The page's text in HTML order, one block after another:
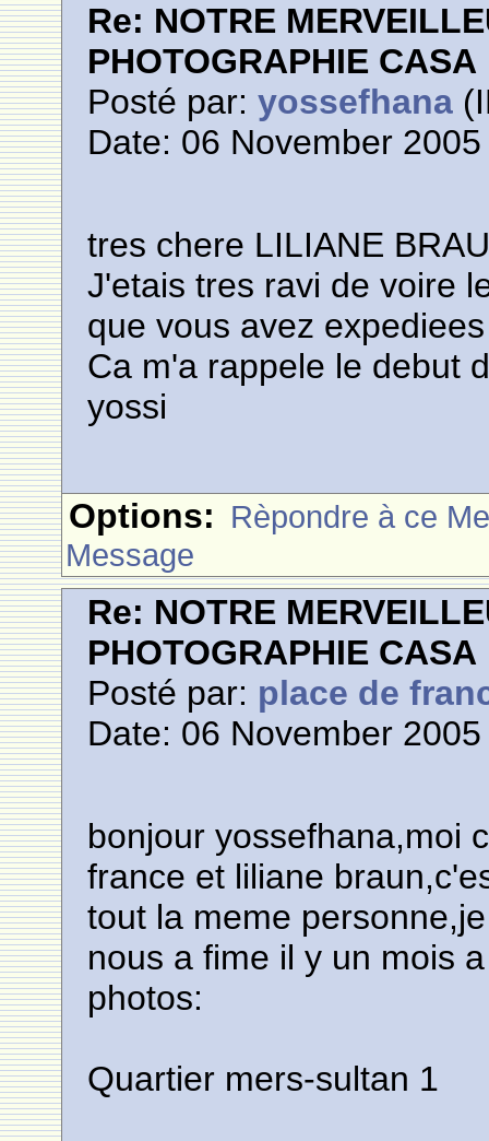
Re: NOTRE
PHOTOGRAPHIE CASA
Posté par:yossefhana
Date: 06 November
tres chere LILIANE
J'etais tres ravi de voire
que vous avez
Ca m'a rappele le debut
yossi
Options: Rèpondre à ce
Message
Re: NOTRE
PHOTOGRAPHIE CASA
Posté par: place de
Date: 06 November
bonjour yossefhana,moi
france et liliane
tout la meme
nous a fime il y un mois
photos:
Quartier mers-sultan 1